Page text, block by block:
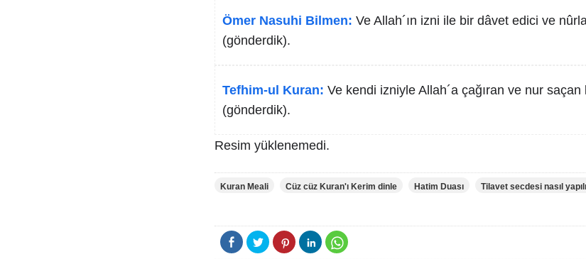
Ömer Nasuhi Bilmen: Ve Allah´ın izni ile bir dâvet edici ve
(gönderdik).
Tefhim-ul Kuran: Ve kendi izniyle Allah´a çağıran ve nur
(gönderdik).
Resim yüklenemedi.
Kuran Meali Cüz cüz Kuran'ı Kerim dinle Hatim Duası Tilavet secdesi nasıl